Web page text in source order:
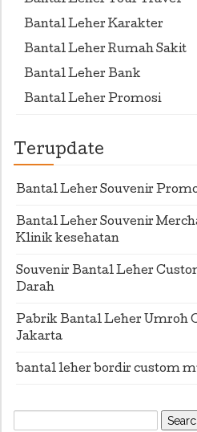
Bantal Leher Karakter
Bantal Leher Rumah Sakit
Bantal Leher Bank
Bantal Leher Promosi
Terupdate
Bantal Leher Souvenir
Bantal Leher Souvenir
Klinik kesehatan
Souvenir Bantal Leher
Darah
Pabrik Bantal Leher Umroh
Jakarta
bantal leher bordir custom
Search